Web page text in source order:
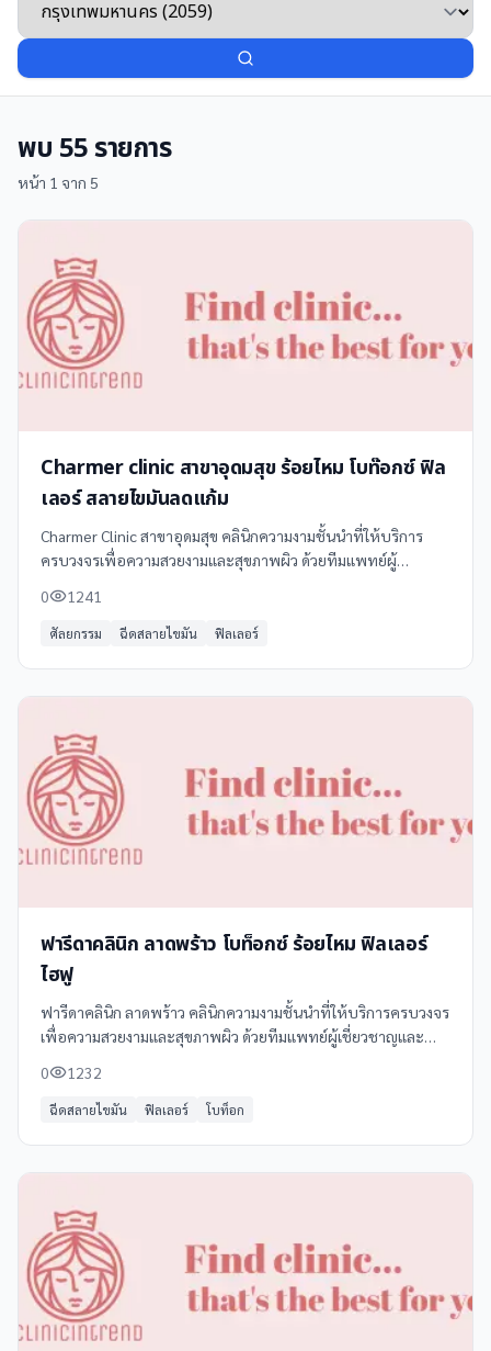
พบ 55รายการ
หน้า 1 จาก 5
Charmer clinic สาขาอุดมสุข ร้อยไหม โบท๊อกซ์ ฟิล
เลอร์ สลายไขมันลดแก้ม
Charmer Clinic สาขาอุดมสุข คลินิกความงามชั้นนำที่ให้บริการ
ครบวงจรเพื่อความสวยงามและสุขภาพผิว ด้วยทีมแพทย์ผู้
**ร้อยไหม** - ร้อยไหมก้างปลา -
0 1241
ศัลยกรรม ฉีดสลายไขมัน ฟิลเลอร์
ฟารีดาคลินิก ลาดพร้าว โบท็อกซ์ ร้อยไหม ฟิลเลอร์
ไฮฟู
ฟารีดาคลินิก ลาดพร้าว คลินิกความงามชั้นนำที่ให้บริการครบวงจร
เพื่อความสวยงามและสุขภาพผิว ด้วยทีมแพทย์ผู้เชี่ยวชาญและ
ช่วยปรับรูปหน้าให้สมส่วน,
0 1232
ฉีดสลายไขมัน ฟิลเลอร์ โบท็อก